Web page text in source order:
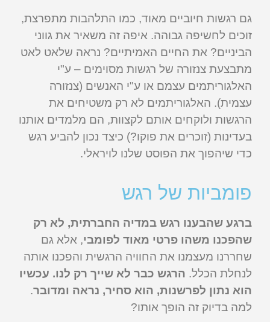
גם רגשות חיוביים מאוד, כמו התלהבות מתפרצת,
זוכים לחשיפה גבוהה. איפה זה משאיר את גווני
הביניים? את החיים האמיתיים? נראה שלאט לאט
מתבצעת צנזורה של רגשות מסוימים – ע"י
האלגוריתמים עצמם או ע"י האנשים (צנזורה
עצמית). האלגוריתמים לא רק משטיחים את
הרגשות ולוקחים אותם לקצוות, הם מלמדים אותנו
בעדינות (זוכרים את פוקו?) כיצד נכון להביע רגש
כדי שיהפוך את הפוסט שלנו לויראלי.
פומביות של רגש
ברגע שהבענו רגש במדיה החברתית, לא רק
שהפכנו משהו פרטי מאוד לפומבי, אלא גם
שחררנו מעצמנו את החוויה הרגשית והפכנו אותה
לנחלת הכלל. הרגש כבר לא שייך רק לנו. עכשיו
הוא נתון לפרשנות, הוא סחיר, נראה ומדובר.
למה בדיוק זה הופך אותו?